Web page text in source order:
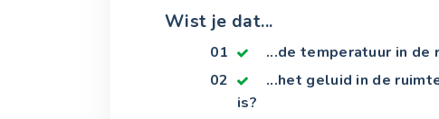
Wist je dat...
...de temperatuur in de
...het geluid in de
is?